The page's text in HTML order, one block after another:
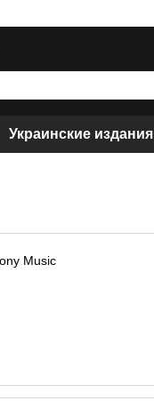
Украинские издания